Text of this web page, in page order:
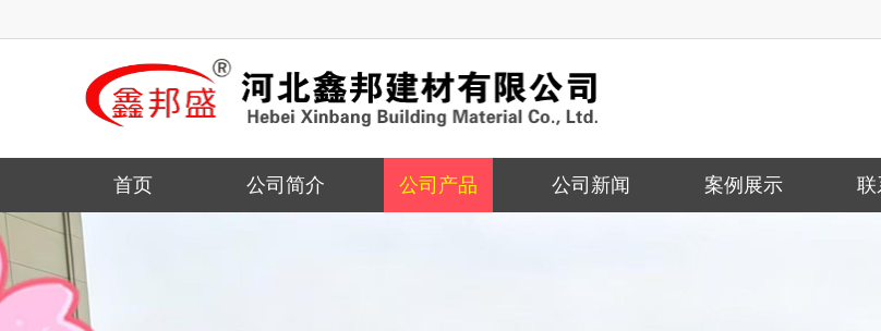
首页 公司简介 公司产品 公司新闻 案例展示 联
天然真石漆